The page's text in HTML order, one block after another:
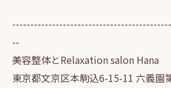
--
美容整体とRelaxation salon Hana
東京都文京区本駒込6-15-11 六義園